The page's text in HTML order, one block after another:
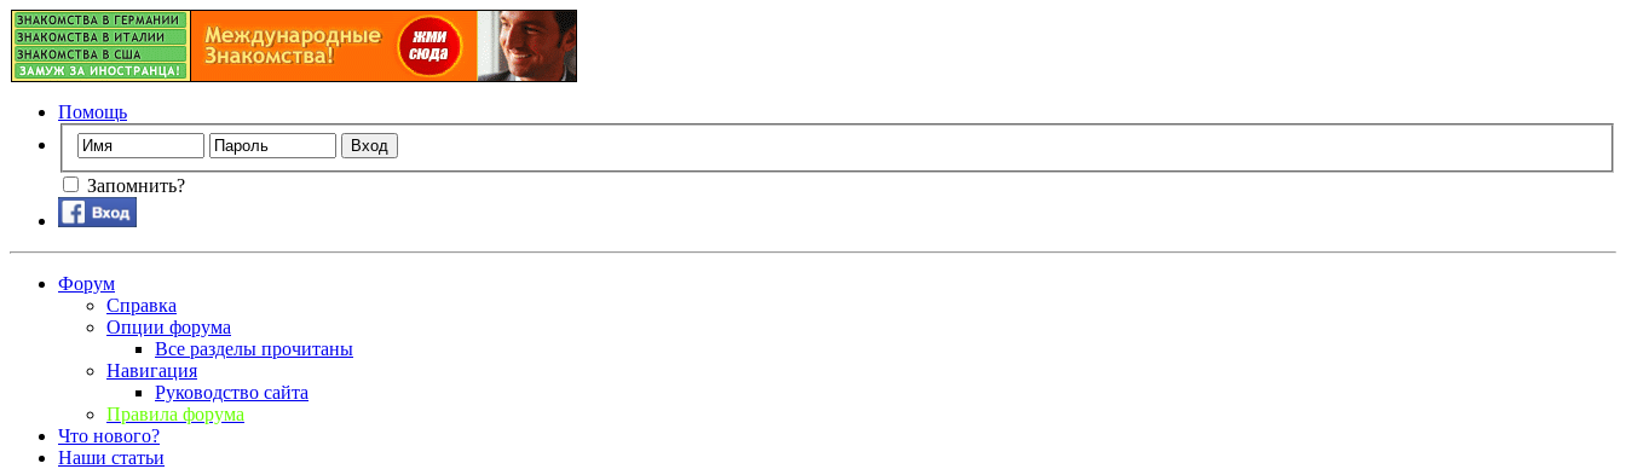
Помощь
Запомнить?
Форум
Справка
Опции форума
Все разделы прочитаны
Навигация
Руководство сайта
Правила форума
Что нового?
Наши статьи